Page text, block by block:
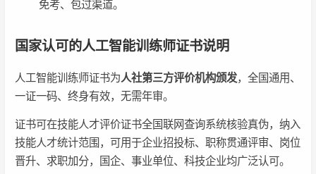
免考、包过渠道。
国家认可的人工智能训练师证书说明
人工智能训练师证书为人社第三方评价机构颁发，全国通用、
一证一码、终身有效，无需年审。
证书可在技能人才评价证书全国联网查询系统核验真伪，纳入
技能人才统计范围，可用于企业招投标、职称贯通评审、岗位
晋升、求职加分，国企、事业单位、科技企业均广泛认可。